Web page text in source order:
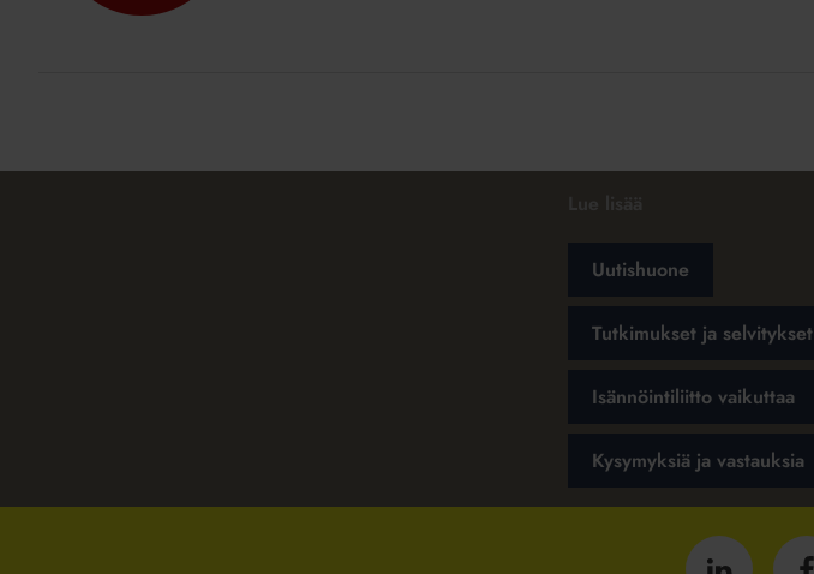
Uutishuone
Tutkimukset ja selvitykset
Isännöintiliitto vaikuttaa
Kysymyksiä ja vastauksia